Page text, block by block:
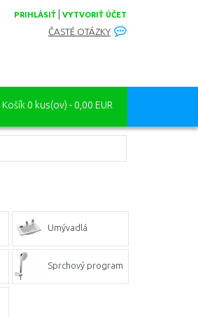
PRIHLÁSIŤ VYTVORIŤ ÚČET
ČASTÉ OTÁZKY
Košík 0 kus(ov) - 0,00 EUR
Umývadlá
Sprchový program